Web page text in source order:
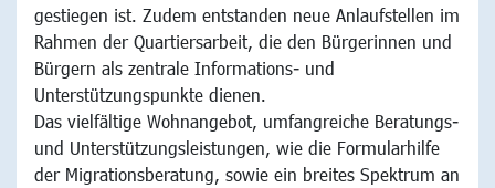
gestiegen ist. Zudem entstanden neue Anlaufstellen im
Rahmen der Quartiersarbeit, die den Bürgerinnen und
Bürgern als zentrale Informations- und
Unterstützungspunkte dienen.
Das vielfältige Wohnangebot, umfangreiche Beratungs-
und Unterstützungsleistungen, wie die Formularhilfe
der Migrationsberatung, sowie ein breites Spektrum an